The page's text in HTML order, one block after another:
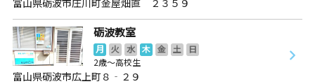
砺波教室
月 火 水 木 金 土
日
2歳～高校生
富山県砺波市広上町８‐２９